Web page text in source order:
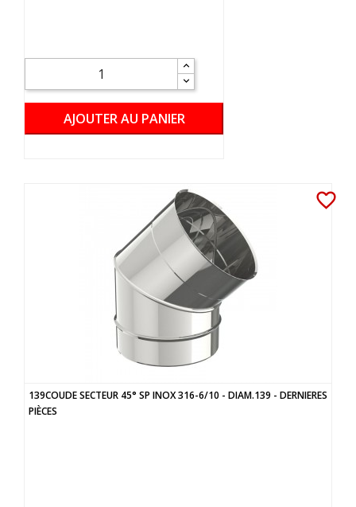
AJOUTER AU PANIER
favorite_border
139COUDE SECTEUR 45° SP INOX 316-6/10 - DIAM.139 - DERNIERES
PIÈCES